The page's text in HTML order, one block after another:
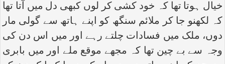
خیال ہوتا تھا کہ خود کشی کر لوں کبھی دل میں آتا تھا
کہ لکھنو جا کر ملائم سنگھ کو اپنے ہاتھ سے گولی مار
دوں، ملک میں فسادات چلتے رہے اور میں اس دن کی
وجہ سے بے چین تھا کہ مجھے موقع ملے اور میں بابری